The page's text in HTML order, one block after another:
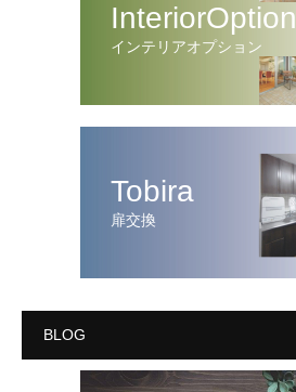
InteriorOption
インテリアオプション
Tobira
扉交換
BLOG